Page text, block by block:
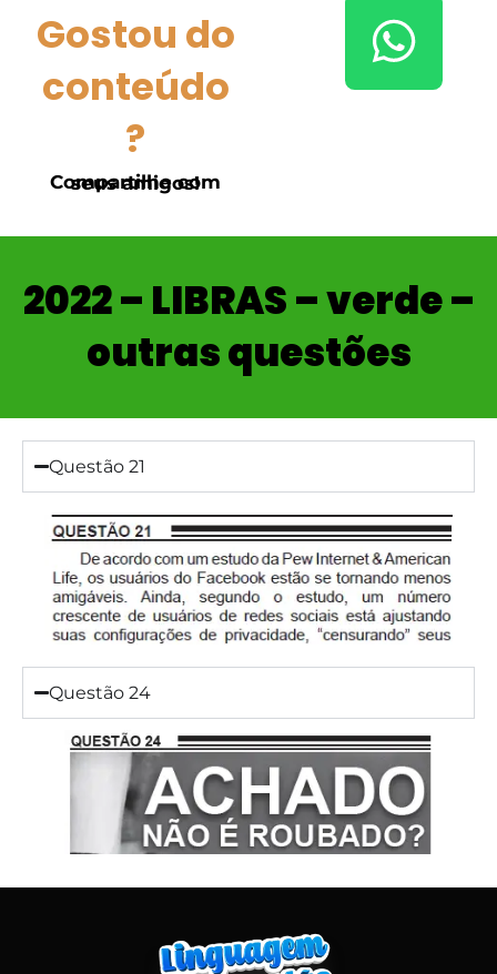
Gostou do
conteúdo
?
Compartilhe com seus amigos!
2022 – LIBRAS – verde –
outras questões
Questão 21
Questão 24